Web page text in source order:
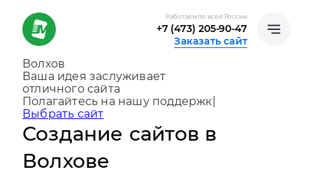
Работаем по всей России
+7 (473) 205-90-47
Заказать сайт
Волхов
Ваша идея заслуживает
отличного сайта
Создаем, консультируем и помогаем
развиватьс|
Выбрать сайт
Создание сайтов в
Волхове